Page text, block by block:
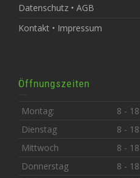
Datenschutz • AGB
Kontakt • Impressum
Öffnungszeiten
Montag:
8 -
Dienstag
8 -
Mittwoch
8 -
Donnerstag
8 -